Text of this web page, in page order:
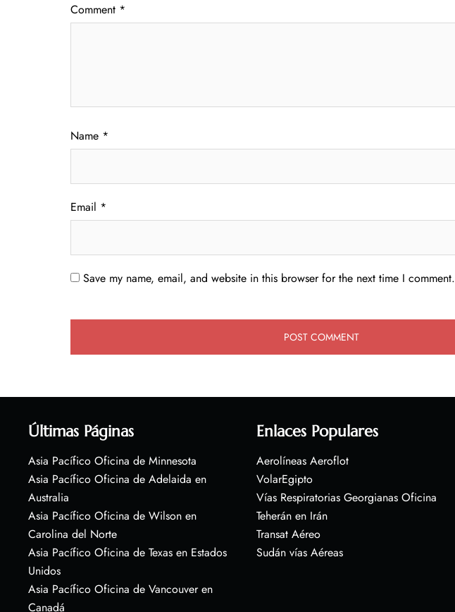
Comment *
Name *
Email *
Save my name, email, and website in this browser for the next time I comment.
Últimas Páginas
Asia Pacífico Oficina de Minnesota
Asia Pacífico Oficina de Adelaida en
Australia
Asia Pacífico Oficina de Wilson en
Carolina del Norte
Asia Pacífico Oficina de Texas en Estados
Unidos
Asia Pacífico Oficina de Vancouver en
Canadá
Enlaces Populares
Aerolíneas Aeroflot
VolarEgipto
Vías Respiratorias Georgianas Oficina
Teherán en Irán
Transat Aéreo
Sudán vías Aéreas